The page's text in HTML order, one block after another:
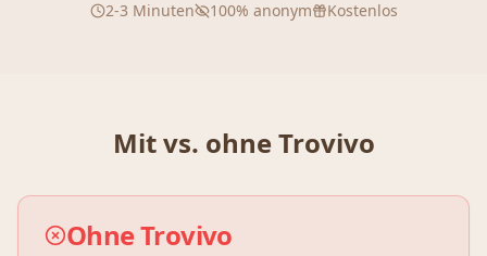
2-3 Minuten 100% anonym Kostenlos
Mit vs. ohne Trovivo
Ohne Trovivo